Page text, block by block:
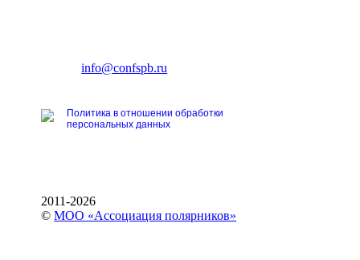
E-mail:info@confspb.ru
Политика в отношении обработки
персональных данных
2011-2026
©МОО «Ассоциация полярников»